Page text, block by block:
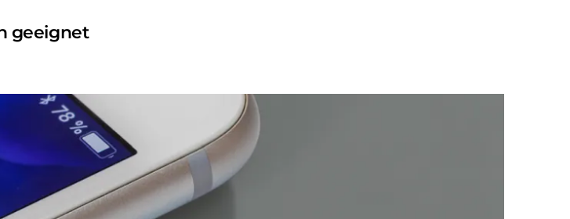
geeignet